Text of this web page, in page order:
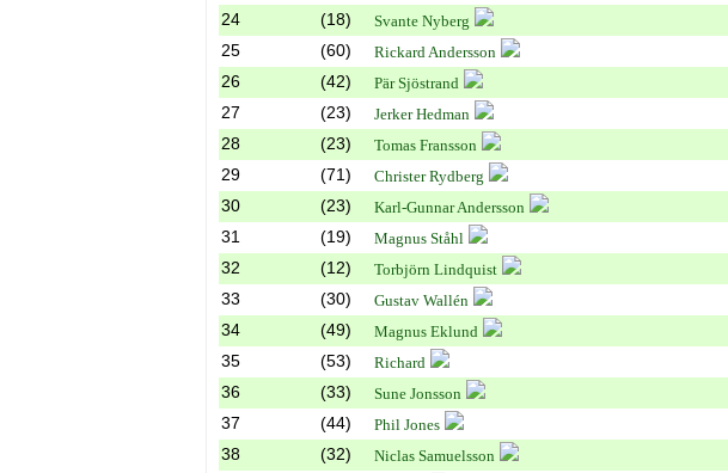
24
(18) Svante Nyberg
25
(60) Rickard Andersson
26
(42) Pär Sjöstrand
27
(23) Jerker Hedman
28
(23) Tomas Fransson
29
(71) Christer Rydberg
30
(23) Karl-Gunnar Andersson
31
(19) Magnus Ståhl
32
(12) Torbjörn Lindquist
33
(30) Gustav Wallén
34
(49) Magnus Eklund
35
(53) Richard
36
(33) Sune Jonsson
37
(44) Phil Jones
38
(32) Niclas Samuelsson